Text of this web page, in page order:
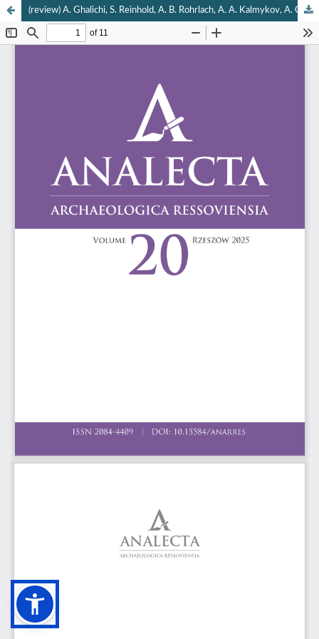
(review) A. Ghalichi, S. Reinhold, A. B. Rohrlach, A. A. Kalmykov, A. Childebayeva, H. Yu, F. Aron, L. Semerau, K. Bastert-Lamprichs, A. B. Belinskiy, N. Y. Berezina, Y. B. Berezin, N. Broomandkhoshbacht, A. P. Buzhilova, V. R. Erlikh, L. Fehren-Schmitz, I. Gambashidze, A. R. Kantorovich, K. B. Kolesnichenko, D. Lordkipanidze, R. G. Magomedov, K. Malek-Custodis, D. Mariaschk, V. E. Maslov, L. Mkrtchyan, A. Nagler, H. F. Nashli, M. Ochir, Y. Y. Piotrovskiy, M. Saribekyan, A. G. Sheremetev, T. Stöllner, J. Thomalsky, B. Vardanyan, C. Posth, J. Krause, C. Warinner, S. Hansen, W. Haak. 2024. The rise and transformation of Bronze Age pastoralists in the Caucasus. Nature 635, 917–925.